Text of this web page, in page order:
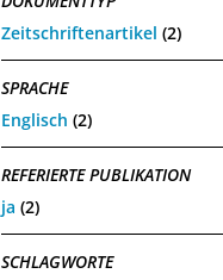
Zeitschriftenartikel (2)
SPRACHE
Englisch (2)
REFERIERTE PUBLIKATION
ja (2)
SCHLAGWORTE